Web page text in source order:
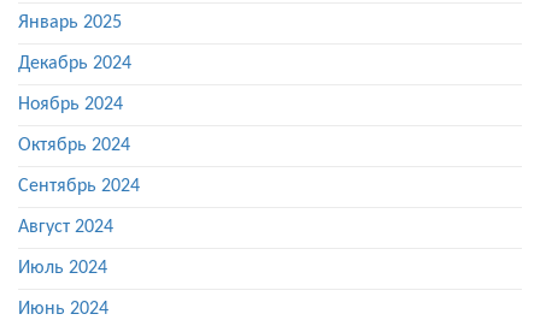
Январь 2025
Декабрь 2024
Ноябрь 2024
Октябрь 2024
Сентябрь 2024
Август 2024
Июль 2024
Июнь 2024